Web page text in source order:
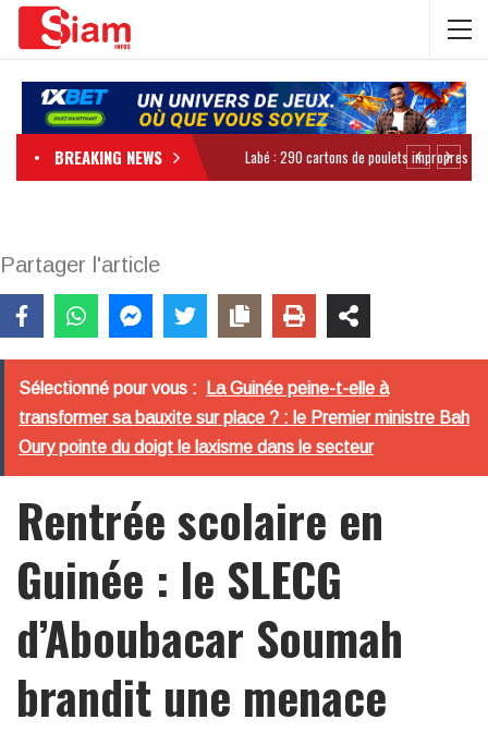
BREAKING NEWS
Partager l'article
Sélectionné pour vous :
La Guinée peine-t-elle à
transformer sa bauxite sur place ? : le Premier ministre Bah
Oury pointe du doigt le laxisme dans le secteur
Rentrée scolaire en
Guinée : le SLECG
d’Aboubacar Soumah
brandit une menace